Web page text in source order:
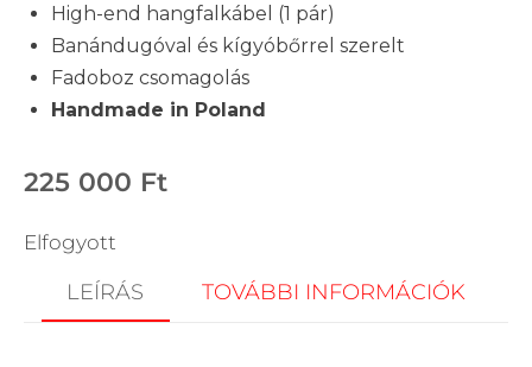
High-end hangfalkábel (1 pár)
Banándugóval és kígyóbőrrel szerelt
Fadoboz csomagolás
Handmade in Poland
225 000 Ft
Elfogyott
LEÍRÁS TOVÁBBI INFORMÁCIÓK